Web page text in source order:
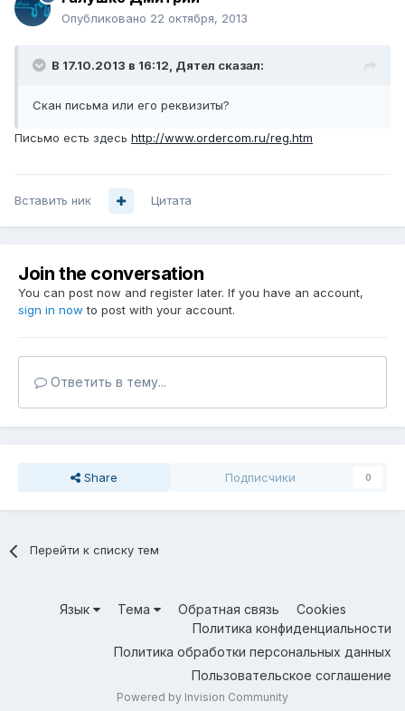
Опубликовано 22 октября, 2013
В 17.10.2013 в 16:12, Дятел сказал:
Скан письма или его реквизиты?
Письмо есть здесь http://www.ordercom.ru/reg.htm
Вставить ник Цитата
Join the conversation
You can post now and register later. If you have an account,
sign in now to post with your account.
Ответить в тему...
Share Подписчики 0
Перейти к списку тем
Язык Тема Обратная связь
Cookies
Политика конфиденциальности
Политика обработки персональных данных
Пользовательское соглашение
Powered by Invision Community